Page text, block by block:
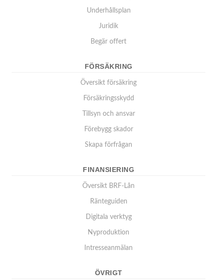
Underhållsplan
Juridik
Begär offert
FÖRSÄKRING
Översikt försäkring
Försäkringsskydd
Tillsyn och ansvar
Förebygg skador
Skapa förfrågan
FINANSIERING
Översikt BRF-Lån
Ränteguiden
Digitala verktyg
Nyproduktion
Intresseanmälan
ÖVRIGT